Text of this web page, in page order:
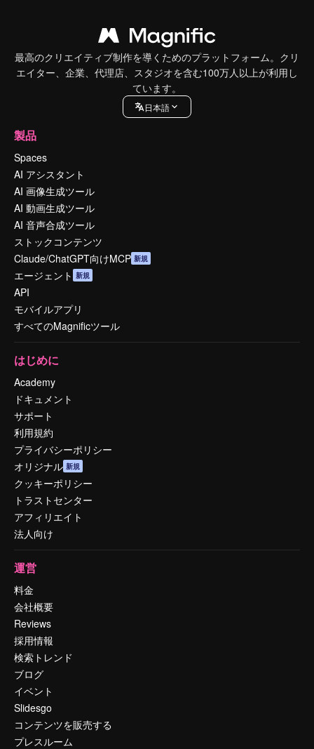
最高のクリエイティブ制作を導くためのプラットフォーム。クリ
エイター、企業、代理店、スタジオを含む100万人以上が利用し
ています。
日本語
製品
Spaces
AI アシスタント
AI 画像生成ツール
AI 動画生成ツール
AI 音声合成ツール
ストックコンテンツ
Claude/ChatGPT向けMCP 新規
エージェント 新規
API
モバイルアプリ
すべてのMagnificツール
はじめに
Academy
ドキュメント
サポート
利用規約
プライバシーポリシー
オリジナル 新規
クッキーポリシー
トラストセンター
アフィリエイト
法人向け
運営
料金
会社概要
Reviews
採用情報
検索トレンド
ブログ
イベント
Slidesgo
コンテンツを販売する
プレスルーム